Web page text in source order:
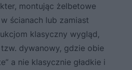
montując żelbetowe
ścianach lub zamiast
klasyczny wygląd,
dywanowy, gdzie obie
a nie klasycznie gładkie i